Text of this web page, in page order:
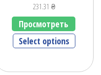
231.31₴
Просмотреть
Select options